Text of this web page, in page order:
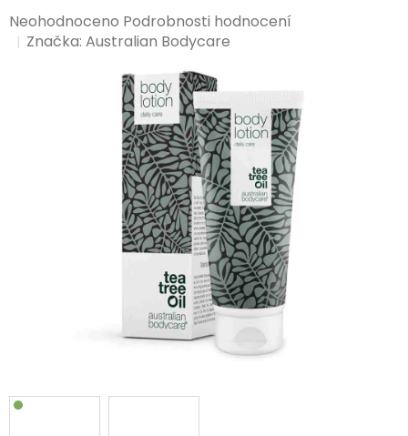
Průměrné
hodnocení
Neohodnoceno Podrobnosti hodnocení
Značka:Australian Bodycare